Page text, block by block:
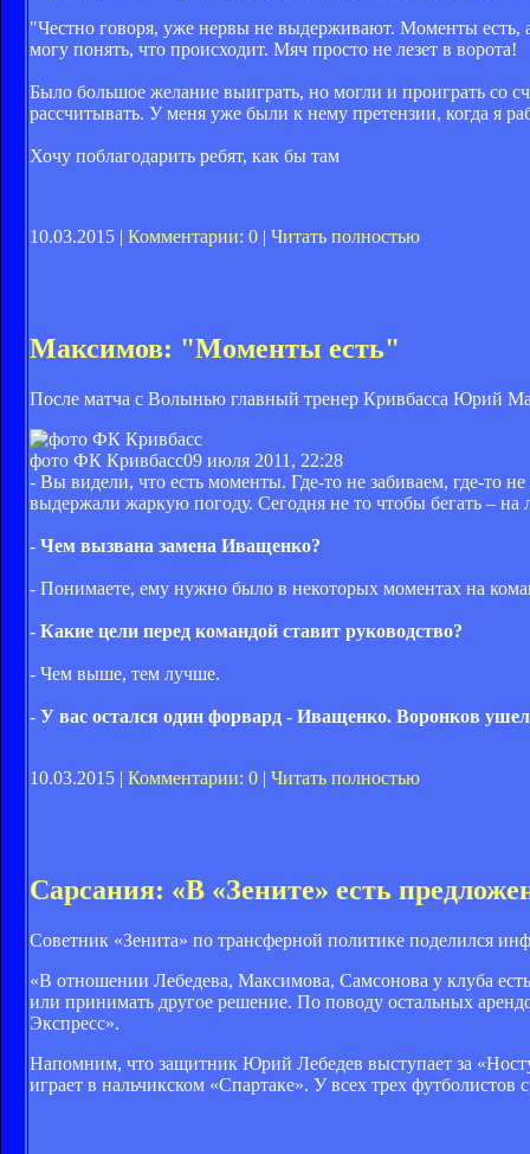
"Честно говоря, уже нервы не выдерживают. Моменты
могу понять, что происходит. Мяч просто не лезет в ворота!
Было большое желание выиграть, но могли и проиграть со
рассчитывать. У меня уже были к нему претензии, когда я
Хочу поблагодарить ребят, как бы там
10.03.2015 | Комментарии: 0 | Читать полностью
Максимов: "Моменты есть"
После матча с Волынью главный тренер Кривбасса Юрий
фото ФК Кривбасс09 июля 2011, 22:28
- Вы видели, что есть моменты. Где-то не забиваем, где-то
выдержали жаркую погоду. Сегодня не то чтобы бегать – на
- Чем вызвана замена Иващенко?
- Понимаете, ему нужно было в некоторых моментах на
- Какие цели перед командой ставит руководство?
- Чем выше, тем лучше.
- У вас остался один форвард - Иващенко. Воронков
10.03.2015 | Комментарии: 0 | Читать полностью
Сарсания: «В «Зените» есть
Советник «Зенита» по трансферной политике поделился
«В отношении Лебедева, Максимова, Самсонова у клуба
или принимать другое решение. По поводу остальных
Экспресс».
Напомним, что защитник Юрий Лебедев выступает за
играет в нальчикском «Спартаке». У всех трех